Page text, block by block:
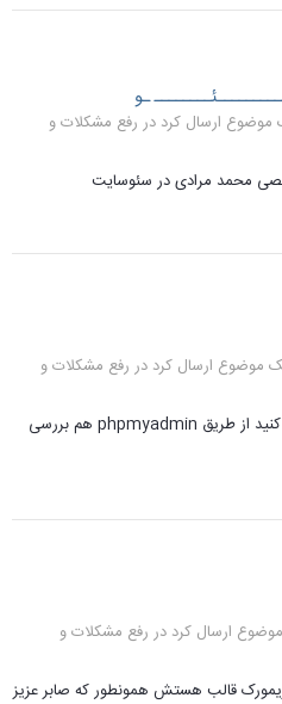
ـو
رفع مشکلات و
محمد مرادی در سئوسايت
رفع مشکلات و
کلیه فایل های مربوط به قالب رو حذف کنید از طریق phpmyadmin هم بررسی
رفع مشکلات و
قالب هستش همونطور که صابر عزیز